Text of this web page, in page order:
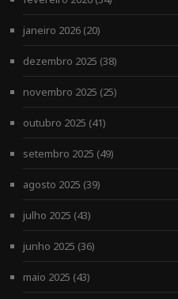
janeiro 2026(20)
dezembro 2025 (38)
novembro 2025 (25)
outubro 2025 (41)
setembro 2025 (49)
agosto 2025 (39)
julho 2025 (43)
junho 2025 (36)
maio 2025 (43)